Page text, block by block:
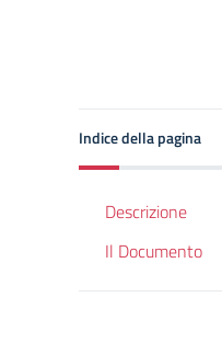
Indice della pagina
Descrizione
Il Documento